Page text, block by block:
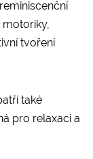
tvoření
také
pro relaxaci a